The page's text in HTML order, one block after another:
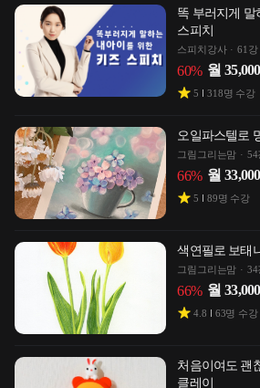
똑 부러지게 말
스피치
스피치강사 61강
60% 월 35,000
5 318명 수강
오일파스텔로
그림그리는맘 54
66% 월 33,000
5 89명 수강
색연필로 보태
그림그리는맘 34
66% 월 33,000
4.8 63명 수강
처음이여도 괜
클레이